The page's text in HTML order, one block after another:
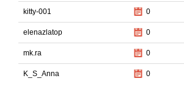
kitty-001 0
elenazlatop 0
mk.ra 0
K_S_Anna 0